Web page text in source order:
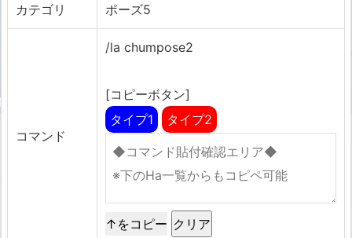
カテゴリ ポーズ5
コマンド
/la chumpose2
[コピーボタン]
タイプ1
タイプ2
↑をコピー